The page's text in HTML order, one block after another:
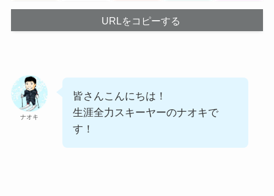
URLをコピーする
ナオキ
皆さんこんにちは！
生涯全力スキーヤーのナオキで
す！